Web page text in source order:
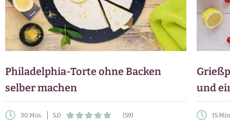
Philadelphia-Torte ohne Backen
selber machen
30 Min. 5,0 (59)
und
15